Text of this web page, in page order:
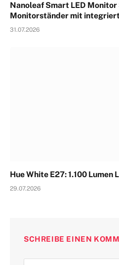
Nanoleaf Smart LED
Monitorständer mit
31.07.2026
Hue White E27: 1.100
29.07.2026
SCHREIBE EINEN